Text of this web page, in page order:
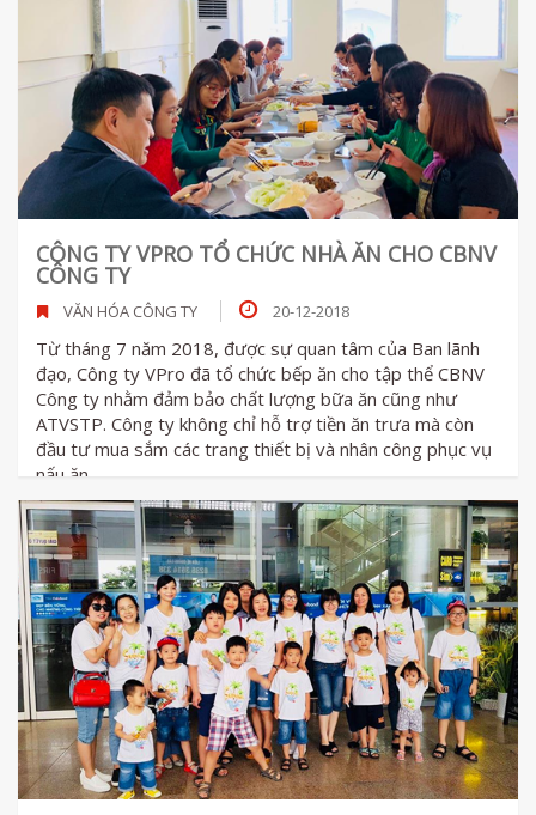
CÔNG TY VPRO TỔ CHỨC NHÀ ĂN CHO CBNV
CÔNG TY
VĂN HÓA CÔNG TY 20-12-2018
Từ tháng 7 năm 2018, được sự quan tâm của Ban lãnh
đạo, Công ty VPro đã tổ chức bếp ăn cho tập thể CBNV
Công ty nhằm đảm bảo chất lượng bữa ăn cũng như
ATVSTP. Công ty không chỉ hỗ trợ tiền ăn trưa mà còn
đầu tư mua sắm các trang thiết bị và nhân công phục vụ
nấu ăn.